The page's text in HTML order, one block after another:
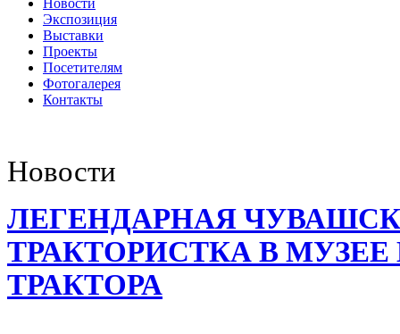
Новости
Экспозиция
Выставки
Проекты
Посетителям
Фотогалерея
Контакты
Новости
ЛЕГЕНДАРНАЯ
ТРАКТОРИСТКА В
ТРАКТОРА